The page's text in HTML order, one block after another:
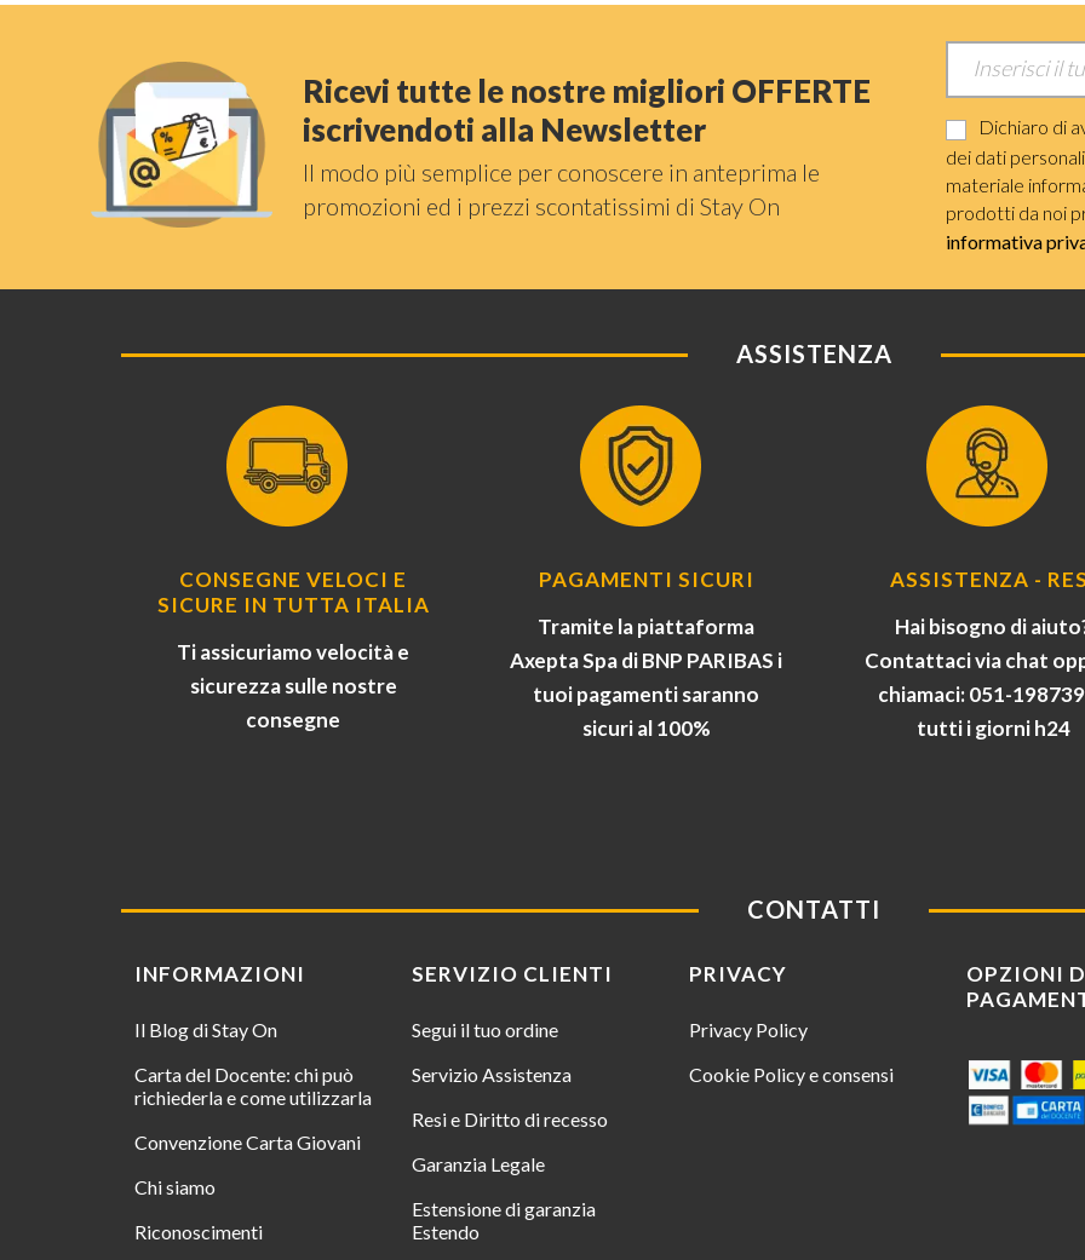
Ricevi tutte le nostre migliori OFFERTE
iscrivendoti alla Newsletter
Il modo più semplice per conoscere in anteprima le
promozioni ed i prezzi scontatissimi di Stay On
Dichiaro di
dei dati
materiale
prodotti da noi
informativa
ASSISTENZA
CONSEGNE VELOCI E
SICURE IN TUTTA ITALIA
Ti assicuriamo velocità e
sicurezza sulle nostre
consegne
PAGAMENTI SICURI
Tramite la piattaforma
Axepta Spa di BNP PARIBAS i
tuoi pagamenti saranno
sicuri al 100%
ASSISTENZA -
Hai bisogno di
Contattaci via chat
chiamaci: 051-
tutti i giorni h24
CONTATTI
INFORMAZIONI
Il Blog di Stay On
Carta del Docente: chi può
richiederla e come utilizzarla
Convenzione Carta Giovani
Chi siamo
Riconoscimenti
SERVIZIO CLIENTI
Segui il tuo ordine
Servizio Assistenza
Resi e Diritto di recesso
Garanzia Legale
Estensione di garanzia
Estendo
PRIVACY
Privacy Policy
Cookie Policy e consensi
OPZIONI